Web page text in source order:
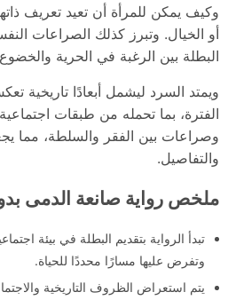
وكيف يمكن للمرأة أن تعيد تعريف
أو الخيال. وتبرز كذلك الصراعات
البطلة بين الرغبة في الحرية
ويمتد السرد ليشمل أبعادًا تاريخية
الفترة، بما تحمله من طبقات
وصراعات بين الفقر والسلطة، مما
والتفاصيل.
ملخص رواية صانعة الدمى
تبدأ الرواية بتقديم البطلة في بيئة
وتفرض عليها مسارًا محددًا للحياة.
يتم استعراض الظروف التاريخية